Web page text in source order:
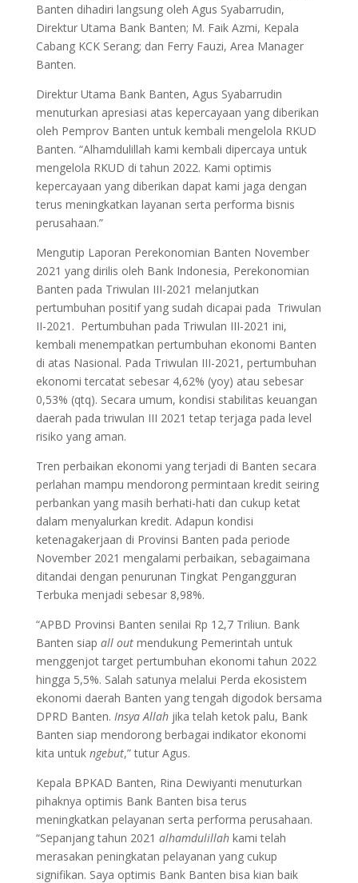
Banten dihadiri langsung oleh Agus Syabarrudin,
Direktur Utama Bank Banten; M. Faik Azmi, Kepala
Cabang KCK Serang; dan Ferry Fauzi, Area Manager
Banten.
Direktur Utama Bank Banten, Agus Syabarrudin
menuturkan apresiasi atas kepercayaan yang diberikan
oleh Pemprov Banten untuk kembali mengelola RKUD
Banten. “Alhamdulillah kami kembali dipercaya untuk
mengelola RKUD di tahun 2022. Kami optimis
kepercayaan yang diberikan dapat kami jaga dengan
terus meningkatkan layanan serta performa bisnis
perusahaan.”
Mengutip Laporan Perekonomian Banten November
2021 yang dirilis oleh Bank Indonesia, Perekonomian
Banten pada Triwulan III-2021 melanjutkan
pertumbuhan positif yang sudah dicapai pada Triwulan
II-2021. Pertumbuhan pada Triwulan III-2021 ini,
kembali menempatkan pertumbuhan ekonomi Banten
di atas Nasional. Pada Triwulan III-2021, pertumbuhan
ekonomi tercatat sebesar 4,62% (yoy) atau sebesar
0,53% (qtq). Secara umum, kondisi stabilitas keuangan
daerah pada triwulan III 2021 tetap terjaga pada level
risiko yang aman.
Tren perbaikan ekonomi yang terjadi di Banten secara
perlahan mampu mendorong permintaan kredit seiring
perbankan yang masih berhati-hati dan cukup ketat
dalam menyalurkan kredit. Adapun kondisi
ketenagakerjaan di Provinsi Banten pada periode
November 2021 mengalami perbaikan, sebagaimana
ditandai dengan penurunan Tingkat Pengangguran
Terbuka menjadi sebesar 8,98%.
“APBD Provinsi Banten senilai Rp 12,7 Triliun. Bank
Banten siap all outmendukung Pemerintah untuk
menggenjot target pertumbuhan ekonomi tahun 2022
hingga 5,5%. Salah satunya melalui Perda ekosistem
ekonomi daerah Banten yang tengah digodok bersama
DPRD Banten. Insya Allah jika telah ketok palu, Bank
Banten siap mendorong berbagai indikator ekonomi
kita untuk ngebut,” tutur Agus.
Kepala BPKAD Banten, Rina Dewiyanti menuturkan
pihaknya optimis Bank Banten bisa terus
meningkatkan pelayanan serta performa perusahaan.
“Sepanjang tahun 2021 alhamdulillahkami telah
merasakan peningkatan pelayanan yang cukup
signifikan. Saya optimis Bank Banten bisa kian baik